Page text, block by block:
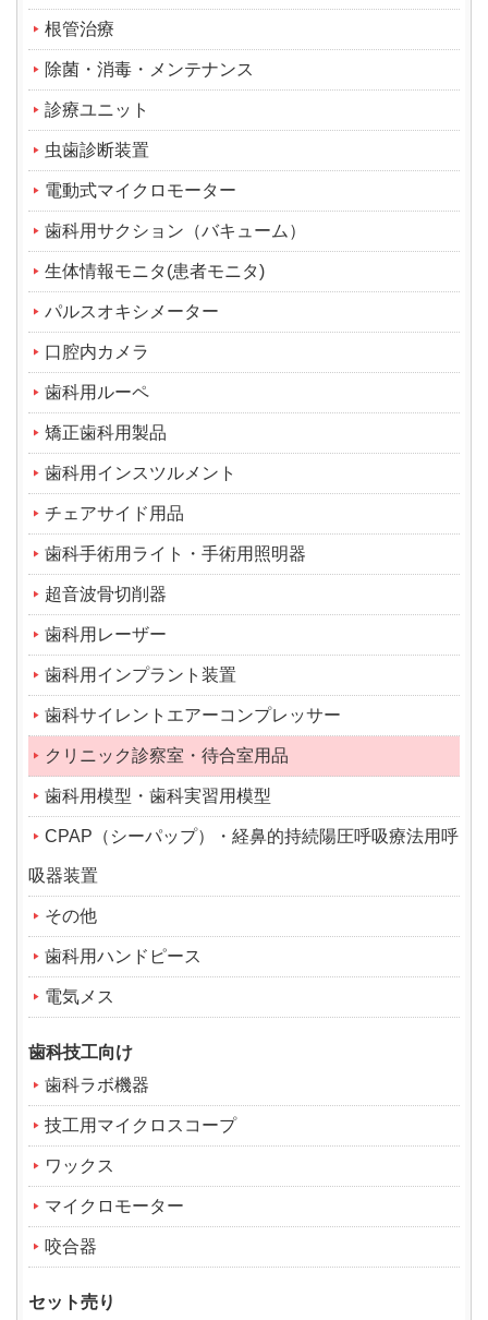
根管治療
除菌・消毒・メンテナンス
診療ユニット
虫歯診断装置
電動式マイクロモーター
歯科用サクション（バキューム）
生体情報モニタ(患者モニタ)
パルスオキシメーター
口腔内カメラ
歯科用ルーペ
矯正歯科用製品
歯科用インスツルメント
チェアサイド用品
歯科手術用ライト・手術用照明器
超音波骨切削器
歯科用レーザー
歯科用インプラント装置
歯科サイレントエアーコンプレッサー
クリニック診察室・待合室用品
歯科用模型・歯科実習用模型
CPAP（シーパップ）・経鼻的持続陽圧呼吸療法用呼
吸器装置
その他
歯科用ハンドピース
電気メス
歯科技工向け
歯科ラボ機器
技工用マイクロスコープ
ワックス
マイクロモーター
咬合器
セット売り